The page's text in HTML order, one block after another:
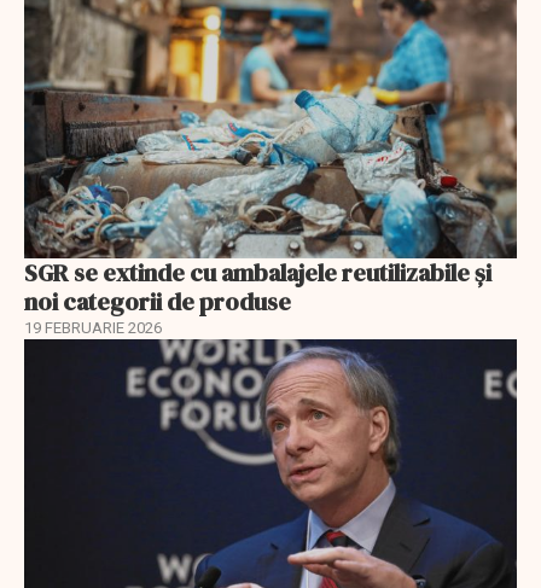
SGR se extinde cu ambalajele reutilizabile și
noi categorii de produse
19 FEBRUARIE 2026